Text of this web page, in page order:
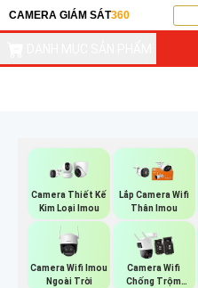
CAMERA GIÁM SÁT360
Camera Thiết Kế
Kim Loại Imou
Lắp Camera Wifi
Thân Imou
Camera Wifi Imou
Ngoài Trời
Camera Wifi
Chống Trộm